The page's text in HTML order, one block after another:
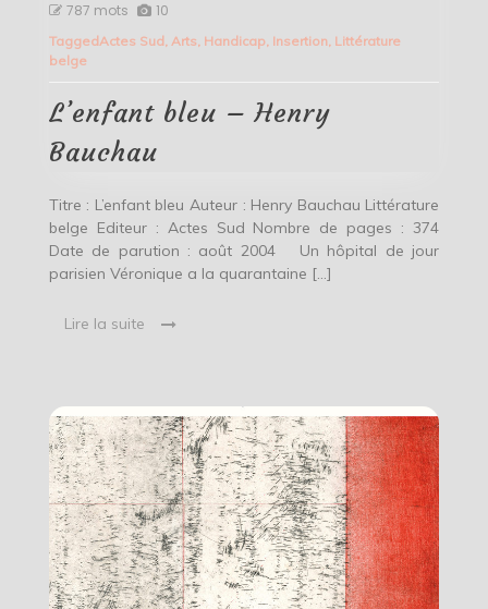
–
787 mots 10
TaggedActes Sud, Arts, Handicap, Insertion, Littérature
belge
L’enfant bleu – Henry
Bauchau
Titre : L’enfant bleu Auteur : Henry Bauchau Littérature
belge Editeur : Actes Sud Nombre de pages : 374
Date de parution : août 2004 Un hôpital de jour
parisien Véronique a la quarantaine […]
Lire la suite